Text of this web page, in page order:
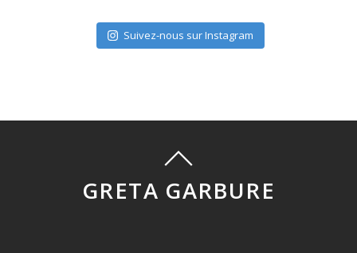
Suivez-nous sur Instagram
GRETA GARBURE